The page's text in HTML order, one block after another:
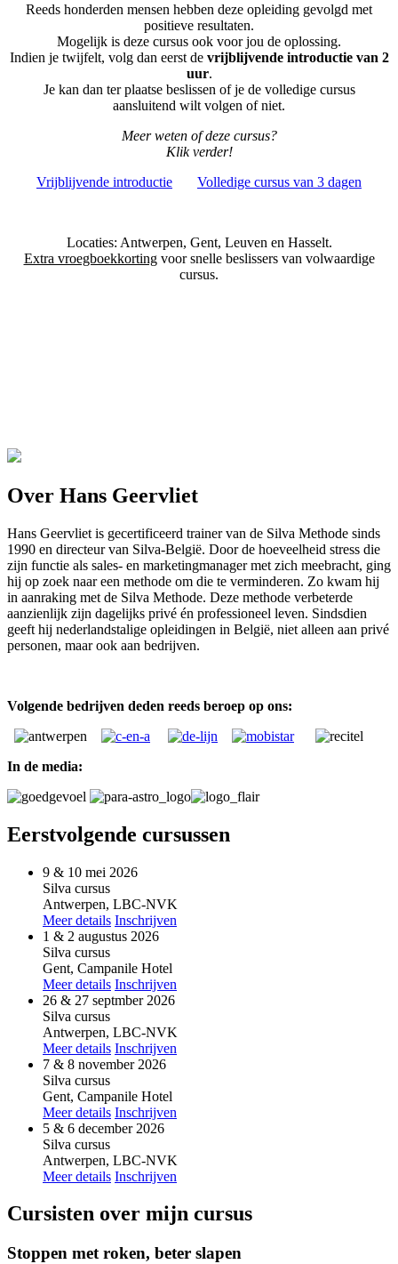
Reeds honderden mensen hebben deze opleiding gevolgd met
positieve resultaten.
Mogelijk is deze cursus ook voor jou de oplossing.
Indien je twijfelt, volg dan eerst de vrijblijvende introductie van 2
uur.
Je kan dan ter plaatse beslissen of je de volledige cursus
aansluitend wilt volgen of niet.
Meer weten of deze cursus?
Klik verder!
Vrijblijvende introductie
Volledige cursus van 3 dagen
Locaties: Antwerpen, Gent, Leuven en Hasselt.
Extra vroegboekkortingvoor snelle beslissers van volwaardige
cursus.
Over Hans Geervliet
Hans Geervliet is gecertificeerd trainer van de Silva Methode sinds
1990 en directeur van Silva-België. Door de hoeveelheid stress die
zijn functie als sales- en marketingmanager met zich meebracht, ging
hij op zoek naar een methode om die te verminderen. Zo kwam hij
in aanraking met de Silva Methode. Deze methode verbeterde
aanzienlijk zijn dagelijks privé én professioneel leven. Sindsdien
geeft hij nederlandstalige opleidingen in België, niet alleen aan privé
personen, maar ook aan bedrijven.
Volgende bedrijven deden reeds beroep op ons:
In de media:
Eerstvolgende cursussen
9 & 10 mei 2026
Silva cursus
Antwerpen, LBC-NVK
Meer details Inschrijven
1 & 2 augustus 2026
Silva cursus
Gent, Campanile Hotel
Meer details Inschrijven
26 & 27 septmber 2026
Silva cursus
Antwerpen, LBC-NVK
Meer details Inschrijven
7 & 8 november 2026
Silva cursus
Gent, Campanile Hotel
Meer details Inschrijven
5 & 6 december 2026
Silva cursus
Antwerpen, LBC-NVK
Meer details Inschrijven
Cursisten over mijn cursus
Stoppen met roken, beter slapen